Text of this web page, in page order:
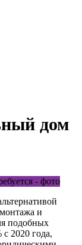
дом
и
подобных
с 2020 года,